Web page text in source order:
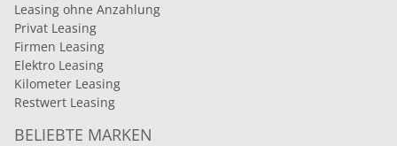
Leasing ohne Anzahlung
Privat Leasing
Firmen Leasing
Elektro Leasing
Kilometer Leasing
Restwert Leasing
BELIEBTE MARKEN